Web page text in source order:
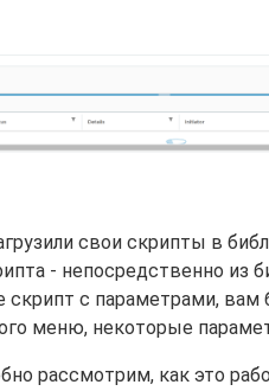
свои скрипты в
- непосредственно из
скрипт с параметрами,
меню, некоторые
рассмотрим, как это